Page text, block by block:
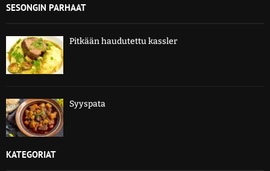
SESONGIN PARHAAT
Pitkään haudutettu kassler
Syyspata
KATEGORIAT